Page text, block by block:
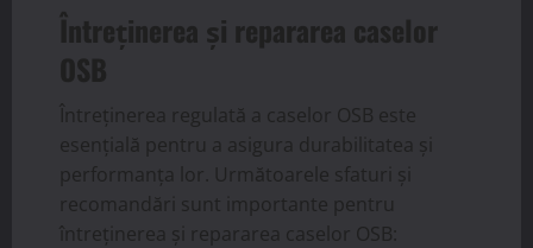
Întreținerea și repararea caselor
OSB
Întreținerea regulată a caselor OSB este
esențială pentru a asigura durabilitatea și
performanța lor. Următoarele sfaturi și
recomandări sunt importante pentru
întreținerea și repararea caselor OSB: